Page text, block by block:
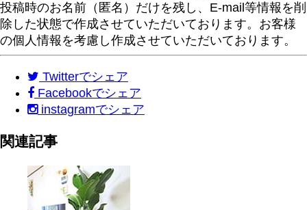
投稿時のお名前（匿名）だけを残し、E-mail等情報を削
除した状態で作成させていただいております。お客様
の個人情報を考慮し作成させていただいております。
Twitterでシェア
Facebookでシェア
instagramでシェア
関連記事